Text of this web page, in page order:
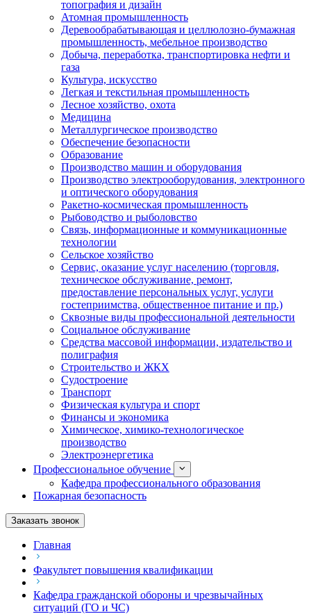
топография и дизайн
Атомная промышленность
Деревообрабатывающая и целлюлозно-бумажная
промышленность, мебельное производство
Добыча, переработка, транспортировка нефти и
газа
Культура, искусство
Легкая и текстильная промышленность
Лесное хозяйство, охота
Медицина
Металлургическое производство
Обеспечение безопасности
Образование
Производство машин и оборудования
Производство электрооборудования, электронного
и оптического оборудования
Ракетно-космическая промышленность
Рыбоводство и рыболовство
Связь, информационные и коммуникационные
технологии
Сельское хозяйство
Сервис, оказание услуг населению (торговля,
техническое обслуживание, ремонт,
предоставление персональных услуг, услуги
гостеприимства, общественное питание и пр.)
Сквозные виды профессиональной деятельности
Социальное обслуживание
Средства массовой информации, издательство и
полиграфия
Строительство и ЖКХ
Судостроение
Транспорт
Физическая культура и спорт
Финансы и экономика
Химическое, химико-технологическое
производство
Электроэнергетика
Профессиональное обучение
Кафедра профессионального образования
Пожарная безопасность
Заказать звонок
Главная
Факультет повышения квалификации
Кафедра гражданской обороны и чрезвычайных
ситуаций (ГО и ЧС)